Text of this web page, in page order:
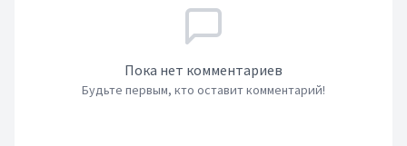
Пока нет комментариев
Будьте первым, кто оставит комментарий!